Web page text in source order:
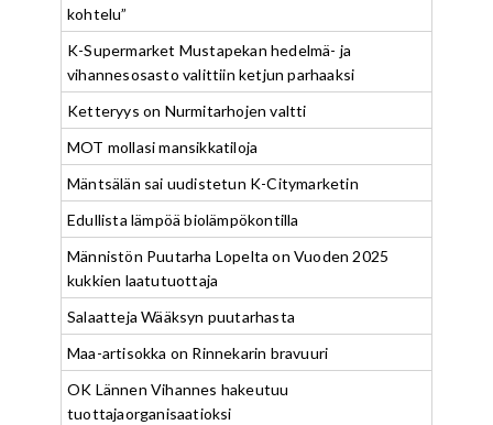
kohtelu”
K-Supermarket Mustapekan hedelmä- ja
vihannesosasto valittiin ketjun parhaaksi
Ketteryys on Nurmitarhojen valtti
MOT mollasi mansikkatiloja
Mäntsälän sai uudistetun K-Citymarketin
Edullista lämpöä biolämpökontilla
Männistön Puutarha Lopelta on Vuoden 2025
kukkien laatutuottaja
Salaatteja Wääksyn puutarhasta
Maa-artisokka on Rinnekarin bravuuri
OK Lännen Vihannes hakeutuu
tuottajaorganisaatioksi